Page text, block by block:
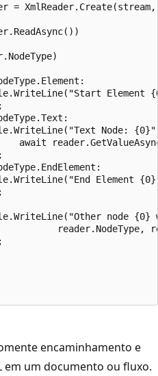
=
Element
Node:
await
Element
node {0}
reader.NodeType,
encaminhamento e
em um documento ou fluxo.